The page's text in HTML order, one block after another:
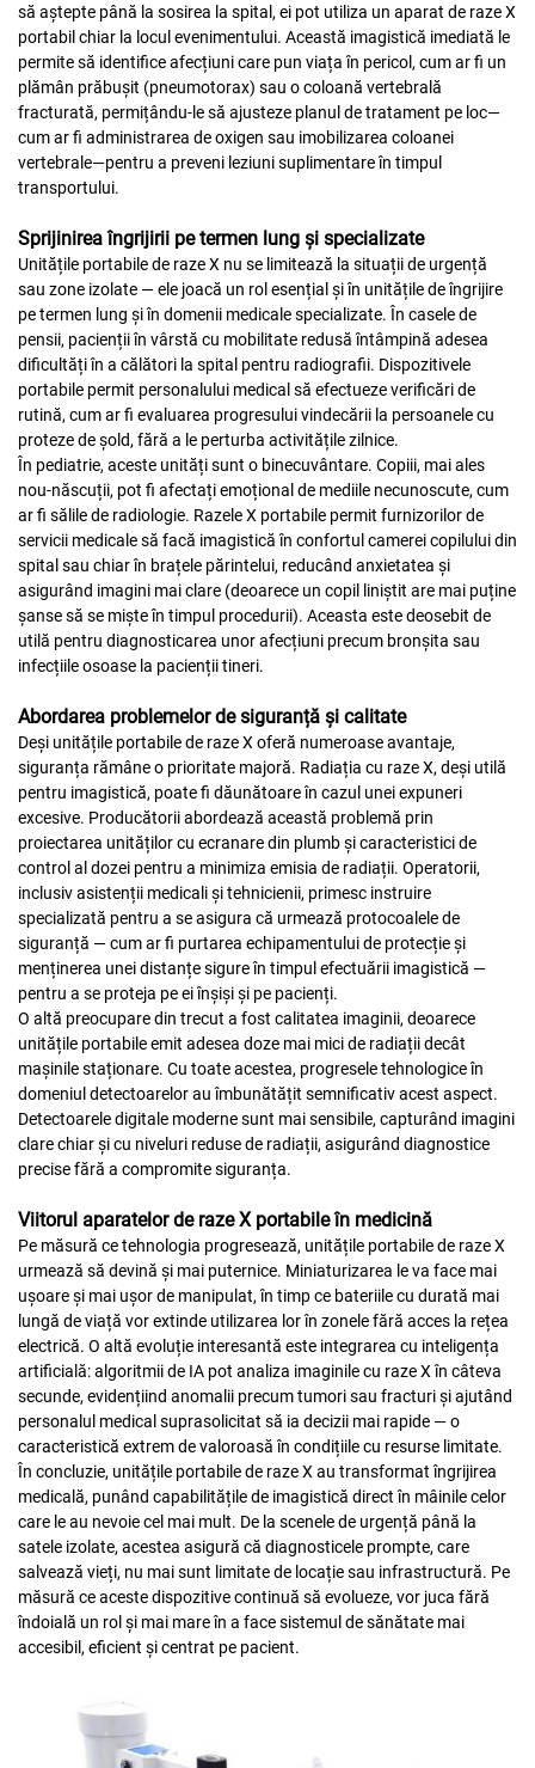
să aștepte până la sosirea la spital, ei pot utiliza un aparat de raze X
portabil chiar la locul evenimentului. Această imagistică imediată le
permite să identifice afecțiuni care pun viața în pericol, cum ar fi un
plămân prăbușit (pneumotorax) sau o coloană vertebrală
fracturată, permițându-le să ajusteze planul de tratament pe loc—
cum ar fi administrarea de oxigen sau imobilizarea coloanei
vertebrale—pentru a preveni leziuni suplimentare în timpul
transportului.
Sprijinirea îngrijirii pe termen lung și specializate
Unitățile portabile de raze X nu se limitează la situații de urgență
sau zone izolate — ele joacă un rol esențial și în unitățile de îngrijire
pe termen lung și în domenii medicale specializate. În casele de
pensii, pacienții în vârstă cu mobilitate redusă întâmpină adesea
dificultăți în a călători la spital pentru radiografii. Dispozitivele
portabile permit personalului medical să efectueze verificări de
rutină, cum ar fi evaluarea progresului vindecării la persoanele cu
proteze de șold, fără a le perturba activitățile zilnice.
În pediatrie, aceste unități sunt o binecuvântare. Copiii, mai ales
nou-născuții, pot fi afectați emoțional de mediile necunoscute, cum
ar fi sălile de radiologie. Razele X portabile permit furnizorilor de
servicii medicale să facă imagistică în confortul camerei copilului din
spital sau chiar în brațele părintelui, reducând anxietatea și
asigurând imagini mai clare (deoarece un copil liniștit are mai puține
șanse să se miște în timpul procedurii). Aceasta este deosebit de
utilă pentru diagnosticarea unor afecțiuni precum bronșita sau
infecțiile osoase la pacienții tineri.
Abordarea problemelor de siguranță și calitate
Deși unitățile portabile de raze X oferă numeroase avantaje,
siguranța rămâne o prioritate majoră. Radiația cu raze X, deși utilă
pentru imagistică, poate fi dăunătoare în cazul unei expuneri
excesive. Producătorii abordează această problemă prin
proiectarea unităților cu ecranare din plumb și caracteristici de
control al dozei pentru a minimiza emisia de radiații. Operatorii,
inclusiv asistenții medicali și tehnicienii, primesc instruire
specializată pentru a se asigura că urmează protocoalele de
siguranță — cum ar fi purtarea echipamentului de protecție și
menținerea unei distanțe sigure în timpul efectuării imagistică —
pentru a se proteja pe ei înșiși și pe pacienți.
O altă preocupare din trecut a fost calitatea imaginii, deoarece
unitățile portabile emit adesea doze mai mici de radiații decât
mașinile staționare. Cu toate acestea, progresele tehnologice în
domeniul detectoarelor au îmbunătățit semnificativ acest aspect.
Detectoarele digitale moderne sunt mai sensibile, capturând imagini
clare chiar și cu niveluri reduse de radiații, asigurând diagnostice
precise fără a compromite siguranța.
Viitorul aparatelor de raze X portabile în medicină
Pe măsură ce tehnologia progresează, unitățile portabile de raze X
urmează să devină și mai puternice. Miniaturizarea le va face mai
ușoare și mai ușor de manipulat, în timp ce bateriile cu durată mai
lungă de viață vor extinde utilizarea lor în zonele fără acces la rețea
electrică. O altă evoluție interesantă este integrarea cu inteligența
artificială: algoritmii de IA pot analiza imaginile cu raze X în câteva
secunde, evidențiind anomalii precum tumori sau fracturi și ajutând
personalul medical suprasolicitat să ia decizii mai rapide — o
caracteristică extrem de valoroasă în condițiile cu resurse limitate.
În concluzie, unitățile portabile de raze X au transformat îngrijirea
medicală, punând capabilitățile de imagistică direct în mâinile celor
care le au nevoie cel mai mult. De la scenele de urgență până la
satele izolate, acestea asigură că diagnosticele prompte, care
salvează vieți, nu mai sunt limitate de locație sau infrastructură. Pe
măsură ce aceste dispozitive continuă să evolueze, vor juca fără
îndoială un rol și mai mare în a face sistemul de sănătate mai
accesibil, eficient și centrat pe pacient.